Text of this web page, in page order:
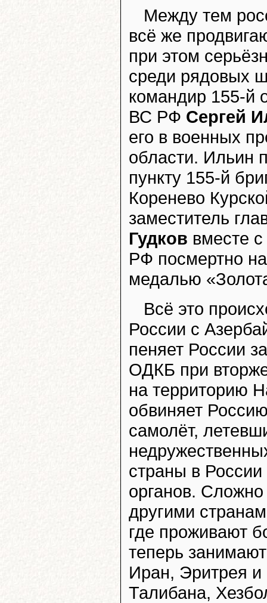
Между тем
всё же
при этом
среди рядовых
командир 155‑й
ВС РФ Сергей
его в военных
области. Ильин
пункту 155-й
Коренево
заместитель
Гудков вместе
РФ посмертно
медалью
Всё это
России с
пеняет России
ОДКБ при
на территорию
обвиняет
самолёт,
страны в
органов.
другими
где проживают
теперь
Иран, Эритрея
Талибана,